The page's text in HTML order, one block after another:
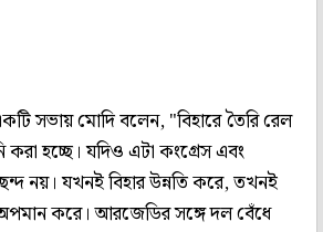
সভায় মোদি বলেন, "বিহারে তৈরি রেল
করা হচ্ছে। যদিও এটা কংগ্রেস এবং
নয়। যখনই বিহার উন্নতি করে, তখনই
করে। আরজেডির সঙ্গে দল বেঁধে